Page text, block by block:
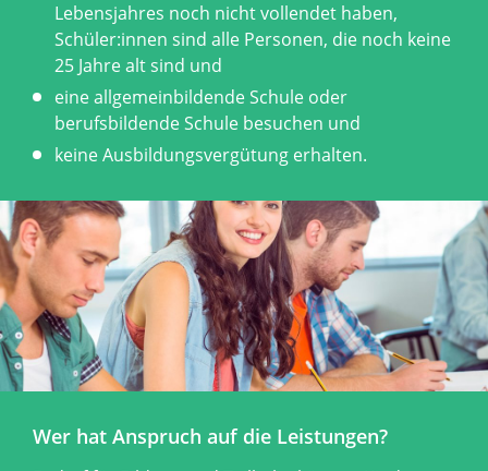
Lebensjahres noch nicht vollendet haben,
Schüler:innen sind alle Personen, die noch keine
25 Jahre alt sind und
eine allgemeinbildende Schule oder
berufsbildende Schule besuchen und
keine Ausbildungsvergütung erhalten.
Wer hat Anspruch auf die Leistungen?